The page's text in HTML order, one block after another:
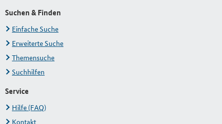
Suchen & Finden
Einfache Suche
Erweiterte Suche
Themensuche
Suchhilfen
Service
Hilfe (FAQ)
Kontakt